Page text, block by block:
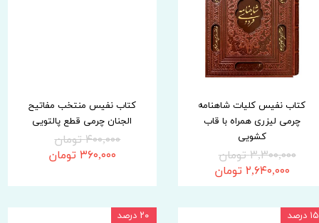
کتاب نفیس کلیات شاهنامه
چرمی لیزری همراه با قاب
کشویی
۳,۳۰۰,۰۰۰ تومان
۲,۶۴۰,۰۰۰ تومان
کتاب نفیس منتخب مفاتیح
الجنان چرمی قطع پالتویی
۴۰۰,۰۰۰ تومان
۳۶۰,۰۰۰ تومان
۱۵ درصد ۲۰ درصد